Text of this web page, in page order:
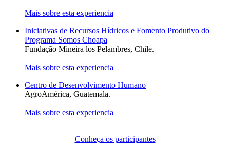
Mais sobre esta experiencia
Iniciativas de Recursos Hídricos e Fomento Produtivo do
Programa Somos Choapa
Fundação Mineira los Pelambres, Chile.
Mais sobre esta experiencia
Centro de Desenvolvimento Humano
AgroAmérica, Guatemala.
Mais sobre esta experiencia
Conheça os participantes